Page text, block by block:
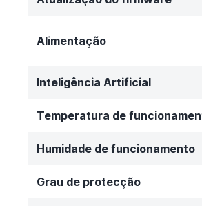
Alimentação
Inteligência Artificial
Temperatura de
Humidade de funcionamento
Grau de protecção